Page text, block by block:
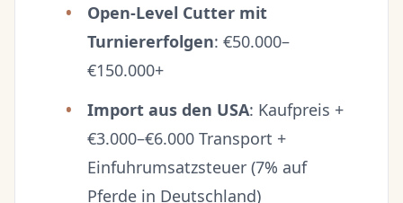
Open-Level Cutter mit
Turniererfolgen: €50.000–
€150.000+
Import aus den USA: Kaufpreis +
€3.000–€6.000 Transport +
Einfuhrumsatzsteuer (7% auf
Pferde in Deutschland)